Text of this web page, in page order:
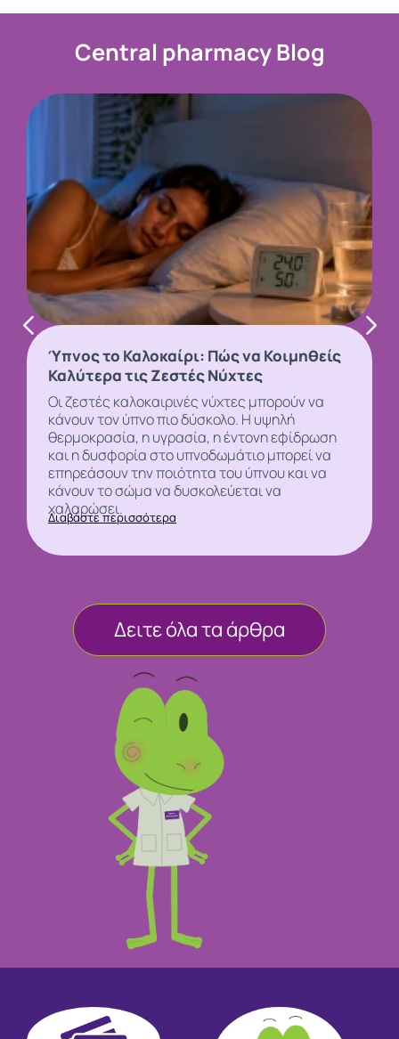
Central pharmacy Blog
Ύπνος το Καλοκαίρι: Πώς να Κοιμηθείς
Καλύτερα τις Ζεστές Νύχτες
Οι ζεστές καλοκαιρινές νύχτες μπορούν να
κάνουν τονύπνοπιο δύσκολο. Η υψηλή
θερμοκρασία, η υγρασία, η έντονη εφίδρωση
και η δυσφορία στο υπνοδωμάτιο μπορεί να
επηρεάσουν την ποιότητα του ύπνου και να
κάνουν το σώμα να δυσκολεύεται να
χαλαρώσει.
Διαβάστε περισσότερα
Δειτε όλα τα άρθρα